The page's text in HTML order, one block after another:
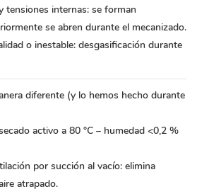
tensiones internas: se forman
se abren durante el mecanizado.
o inestable: desgasificación durante
diferente (y lo hemos hecho durante
activo a 80 °C – humedad <0,2 %
por succión al vacío: elimina
atrapado.